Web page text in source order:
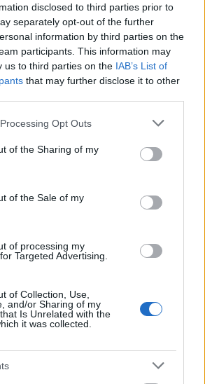
disclosed to third parties prior to
separately opt-out of the further
information by third parties on the
participants. This information may
us to third parties on the IAB’s List of
that may further disclose it to other
website/app uses one or more Google
or usage behaviour. You may click to
to Google and its third-party tags to
specified purposes in below Google
Opt Outs
of the Sharing of my
of the Sale of my
of processing my
Targeted Advertising.
of Collection, Use,
and/or Sharing of my
Is Unrelated with the
it was collected.